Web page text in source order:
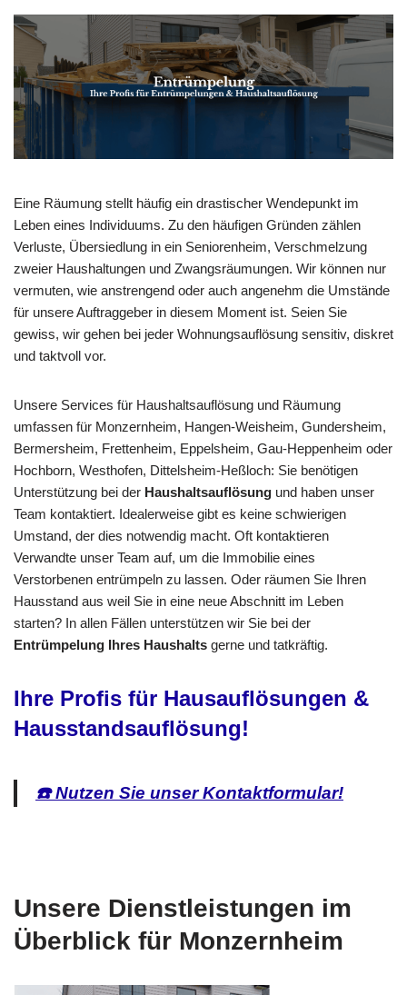
Eine Räumung stellt häufig ein drastischer Wendepunkt im
Leben eines Individuums. Zu den häufigen Gründen zählen
Verluste, Übersiedlung in ein Seniorenheim, Verschmelzung
zweier Haushaltungen und Zwangsräumungen. Wir können nur
vermuten, wie anstrengend oder auch angenehm die Umstände
für unsere Auftraggeber in diesem Moment ist. Seien Sie
gewiss, wir gehen bei jeder Wohnungsauflösung sensitiv, diskret
und taktvoll vor.
Unsere Services für Haushaltsauflösung und Räumung
umfassen für Monzernheim, Hangen-Weisheim, Gundersheim,
Bermersheim, Frettenheim, Eppelsheim, Gau-Heppenheim oder
Hochborn, Westhofen, Dittelsheim-Heßloch: Sie benötigen
Unterstützung bei der Haushaltsauflösung und haben unser
Team kontaktiert. Idealerweise gibt es keine schwierigen
Umstand, der dies notwendig macht. Oft kontaktieren
Verwandte unser Team auf, um die Immobilie eines
Verstorbenen entrümpeln zu lassen. Oder räumen Sie Ihren
Hausstand aus weil Sie in eine neue Abschnitt im Leben
starten? In allen Fällen unterstützen wir Sie bei der
Entrümpelung Ihres Haushalts gerne und tatkräftig.
Ihre Profis für Hausauflösungen &
Hausstandsauflösung!
☎️ Nutzen Sie unser Kontaktformular!
Unsere Dienstleistungen im
Überblick für Monzernheim